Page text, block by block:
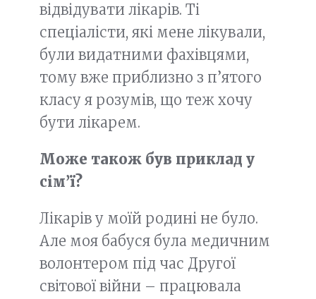
відвідувати лікарів. Ті
спеціалісти, які мене лікували,
були видатними фахівцями,
тому вже приблизно з п’ятого
класу я розумів, що теж хочу
бути лікарем.
Може також був приклад у
сім’ї?
Лікарів у моїй родині не було.
Але моя бабуся була медичним
волонтером під час Другої
світової війни – працювала